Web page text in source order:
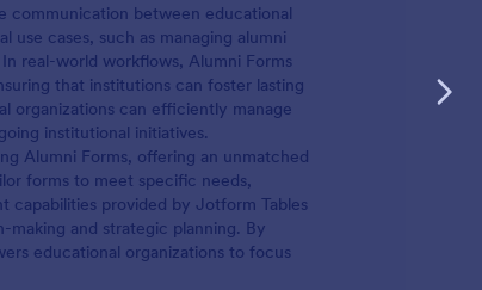
communication between educational
cases, such as managing alumni
real-world workflows, Alumni Forms
that institutions can foster lasting
organizations can efficiently manage
institutional initiatives.
Alumni Forms, offering an unmatched
forms to meet specific needs,
capabilities provided by Jotform Tables
making and strategic planning. By
educational organizations to focus